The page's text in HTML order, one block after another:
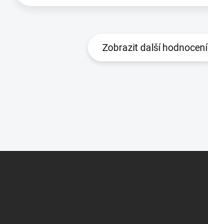
Zobrazit další hodnocení